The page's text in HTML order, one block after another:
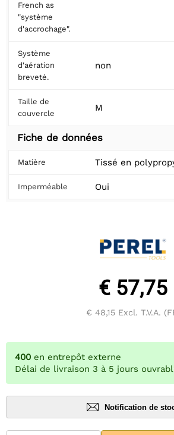
French as
"système
d'accrochage".
Système
d'aération
breveté.
non
Taille de
couvercle
M
Fiche de données
Matière Tissé en
Imperméable Oui
€ 57,75
€ 48,15Excl. T.V.A.
400 en entrepôt externe
Délai de livraison 3 à 5 jours
Notification de